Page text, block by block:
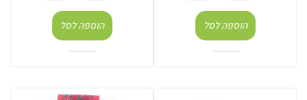
הוספה לסל הוספה לסל